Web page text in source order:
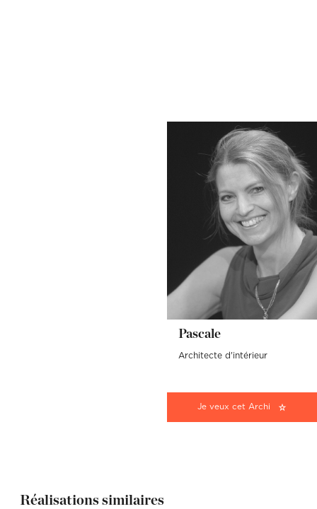
Pascale
Architecte d'intérieur
Je veux cet Archi
Réalisations similaires